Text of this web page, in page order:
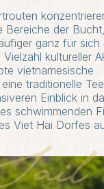
Bereiche der
ganz für sich
kultureller
vietnamesische
traditionelle
Einblick in
schwimmenden
Viet Hai Dorfes